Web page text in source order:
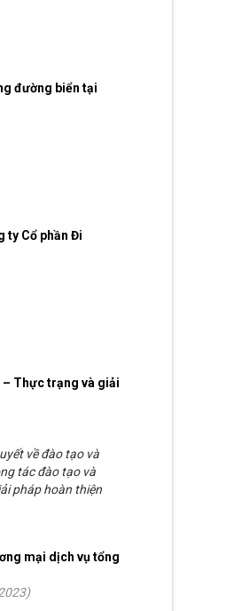
đường biển tại
ty Cổ phần Đi
– Thực trạng và giải
về đào tạo và
tác đào tạo và
pháp hoàn thiện
mại dịch vụ tổng
)